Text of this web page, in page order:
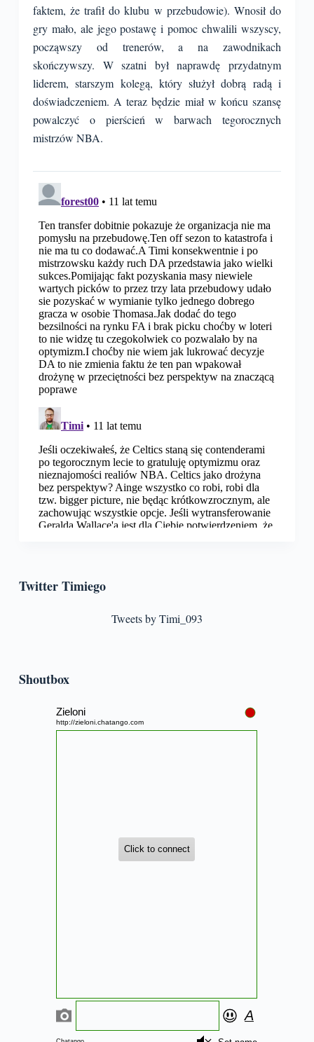
faktem, że trafił do klubu w przebudowie). Wnosił do
gry mało, ale jego postawę i pomoc chwalili wszyscy,
począwszy od trenerów, a na zawodnikach
skończywszy. W szatni był naprawdę przydatnym
liderem, starszym kolegą, który służył dobrą radą i
doświadczeniem. A teraz będzie miał w końcu szansę
powalczyć o pierścień w barwach tegorocznych
mistrzów NBA.
Twitter Timiego
Tweets by Timi_093
Shoutbox